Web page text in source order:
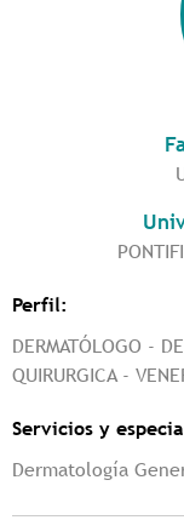
Perfil:
DERMATÓLOGO -
QUIRURGICA -
Servicios y
Dermatología